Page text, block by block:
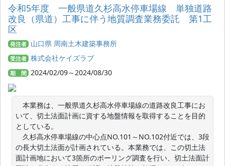
令和5年度 一般県道久杉高水停車場線 単独道路
改良（県道）工事に伴う地質調査業務委託 第1工
区
発注者 山口県 周南土木建築事務所
受注者 株式会社ケイズラブ
期 間 2024/02/09～2024/08/30
本業務は、一般県道久杉高水停車場線の道路改良工事にお
いて、切土法面計画に資する地盤情報を取得することを目的
としている。
久杉高水停車場線の中心点NO.101～NO.102付近では、3段
の長大切土法面が計画されている。本業務では、この切土法
面計画地において3箇所のボーリング調査を行い、切土法面計